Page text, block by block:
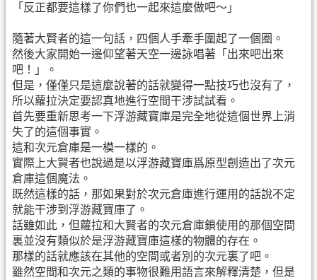
「反正都要這樣了你們也一起來這麼做吧～」
隨著大賢者的這一句話，四個人手牽手圍起了一個圈。
然後大家開始一邊仰望著天空一邊詠唱著「出來吧出來
吧！」。
但是，僅僅只是這麼說著的話就變得一點技巧也沒有了，
所以蘿拉決定要認真地進行空間干涉試試看。
首先要重新思考一下浮游藏寶庫是完全地從這個世界上消
失了的這個事實。
這和次元倉庫是一模一樣的。
實際上大賢者也說過是以浮游藏寶庫爲原型創造出了次元
倉庫這個魔法。
既然這樣的話，那如果對於次元倉庫進行運用的話說不定
就能干涉到浮游藏寶庫了。
話雖如此，但蘿拉和大賢者的次元倉庫鎖使用的那個空間
裏並沒有類似於是浮游藏寶庫這樣的物體的存在。
那樣的話就應該在其他的空間或者別的次元裏了吧。
雖然空間和次元之類的事物很難用語言來解釋清楚，但是